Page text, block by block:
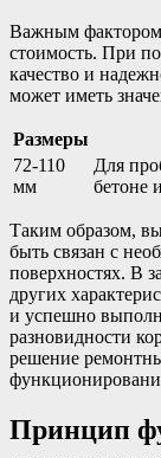
Важным фактором
стоимость. При
качество и
может иметь
Размеры
72-110
мм
Для
бетоне
Таким образом,
быть связан с
поверхностях. В
других
и успешно
разновидности
решение
Принцип